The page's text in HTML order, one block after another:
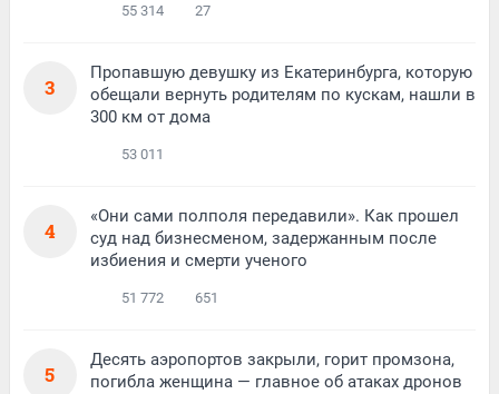
55 314 27
3
Пропавшую девушку из Екатеринбурга, которую
обещали вернуть родителям по кускам, нашли в
300 км от дома
53 011
4
«Они сами полполя передавили». Как прошел
суд над бизнесменом, задержанным после
избиения и смерти ученого
51 772 651
5
Десять аэропортов закрыли, горит промзона,
погибла женщина — главное об атаках дронов